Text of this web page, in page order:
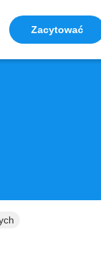
Zacytować